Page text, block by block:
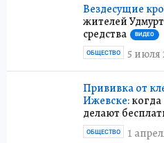
Вездесущие
жителей
средства
ВИДЕО
5 июля
ОБЩЕСТВО
Прививка от
Ижевске:
делают
1
ОБЩЕСТВО